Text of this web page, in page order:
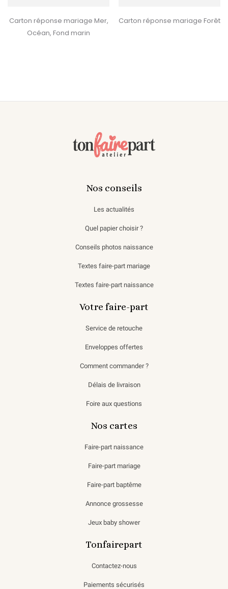
Carton réponse mariage Mer,
Océan, Fond marin
Carton réponse mariage Forêt
Nos conseils
Les actualités
Quel papier choisir ?
Conseils photos naissance
Textes faire-part mariage
Textes faire-part naissance
Votre faire-part
Service de retouche
Enveloppes offertes
Comment commander ?
Délais de livraison
Foire aux questions
Nos cartes
Faire-part naissance
Faire-part mariage
Faire-part baptême
Annonce grossesse
Jeux baby shower
Tonfairepart
Contactez-nous
Paiements sécurisés